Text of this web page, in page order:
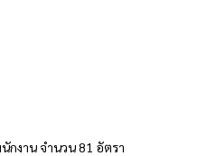
งาน จำนวน 81 อัตรา